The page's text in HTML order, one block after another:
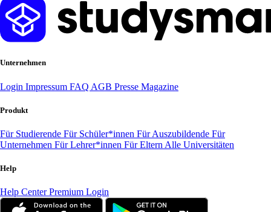
Unternehmen
Login Impressum FAQ AGB Presse Magazine
Produkt
Für Studierende Für Schüler*innen Für Auszubildende Für
Unternehmen Für Lehrer*innen Für Eltern Alle Universitäten
Help
Help CenterPremium Login